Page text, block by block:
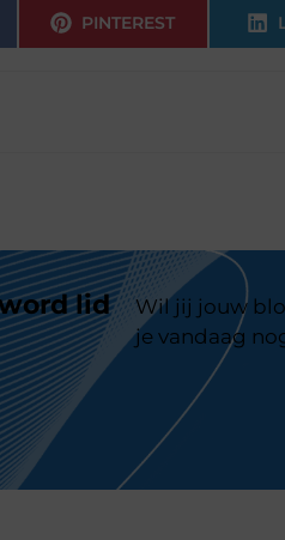
PINTEREST
lid
Wil jij jouw
je vandaag